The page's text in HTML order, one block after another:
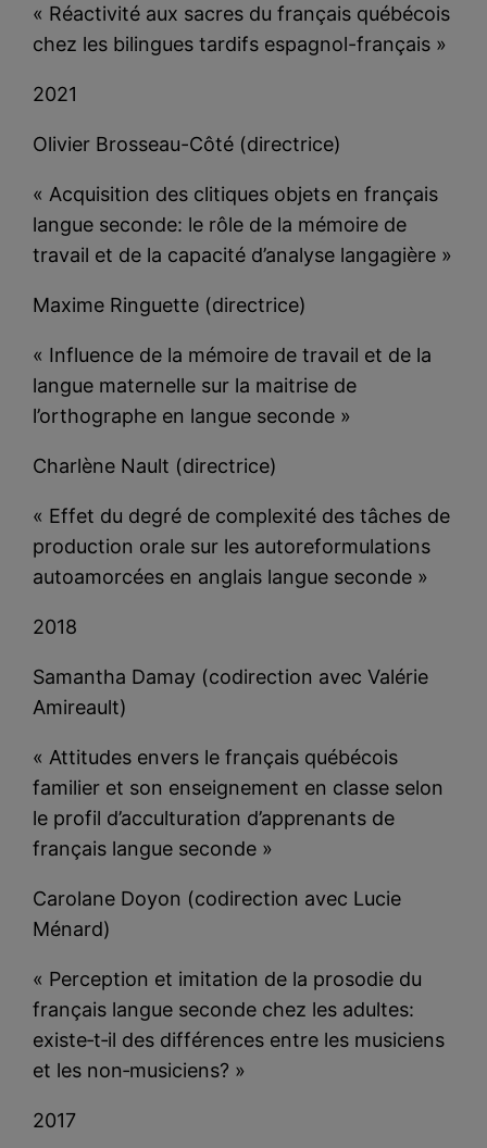
« Réactivité aux sacres du français québécois
chez les bilingues tardifs espagnol-français »
2021
Olivier Brosseau-Côté (directrice)
« Acquisition des clitiques objets en français
langue seconde: le rôle de la mémoire de
travail et de la capacité d’analyse langagière »
Maxime Ringuette (directrice)
« Influence de la mémoire de travail et de la
langue maternelle sur la maitrise de
l’orthographe en langue seconde »
Charlène Nault (directrice)
« Effet du degré de complexité des tâches de
production orale sur les autoreformulations
autoamorcées en anglais langue seconde »
2018
Samantha Damay (codirection avec Valérie
Amireault)
« Attitudes envers le français québécois
familier et son enseignement en classe selon
le profil d’acculturation d’apprenants de
français langue seconde »
Carolane Doyon (codirection avec Lucie
Ménard)
« Perception et imitation de la prosodie du
français langue seconde chez les adultes:
existe‐t‐il des différences entre les musiciens
et les non‐musiciens? »
2017